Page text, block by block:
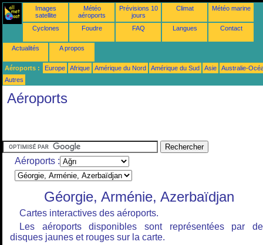
Images
satellite
Météo
aéroports
Prévisions 10
jours
Climat Météo marine
Cyclones Foudre FAQ Langues Contact
Actualités A propos
Aéroports : Europe Afrique Amérique du Nord Amérique du Sud Asie
Australie-
Autres
Aéroports
Aéroports :
Géorgie, Arménie, Azerbaïdjan
Cartes interactives des aéroports.
Les aéroports disponibles sont représentées par
disques jaunes et rouges sur la carte.